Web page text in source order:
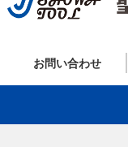
お問い合わせ